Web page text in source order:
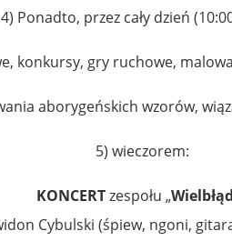
4) Ponadto, przez cały dzień
konkursy, gry ruchowe,
aborygeńskich wzorów,
5) wieczorem:
KONCERTzespołu „
Cybulski (śpiew, ngoni,